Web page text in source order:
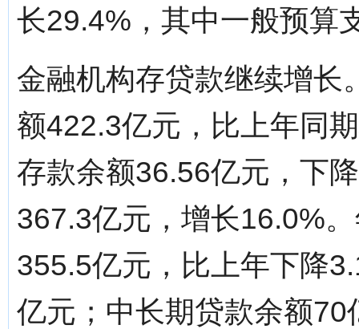
长29.4%，其中一般预算
金融机构存贷款继续增长
额422.3亿元，比上年同
存款余额36.56亿元，下
367.3亿元，增长16.0%
355.5亿元，比上年下降
亿元；中长期贷款余额